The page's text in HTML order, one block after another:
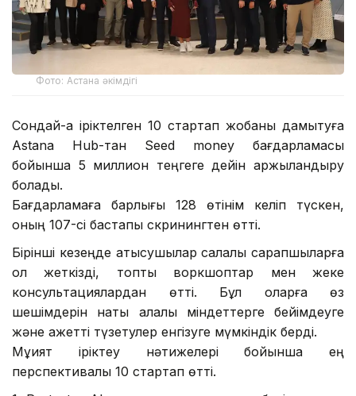
Фото: Астана әкімдігі
Сондай-ақ іріктелген 10 стартап жобаны дамытуға
Astana Hub-тан Seed money бағдарламасы
бойынша 5 миллион теңгеге дейін қаржыландыру
болады.
Бағдарламаға барлығы 128 өтінім келіп түскен,
оның 107-сі бастапқы скринингтен өтті.
Бірінші кезеңде қатысушылар салалық сарапшыларға
қол жеткізді, топтық воркшоптар мен жеке
консультациялардан өтті. Бұл оларға өз
шешімдерін нақты қалалық міндеттерге бейімдеуге
және қажетті түзетулер енгізуге мүмкіндік берді.
Мұқият іріктеу нәтижелері бойынша ең
перспективалы 10 стартап өтті.